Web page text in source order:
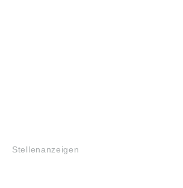
Stellenanzeigen